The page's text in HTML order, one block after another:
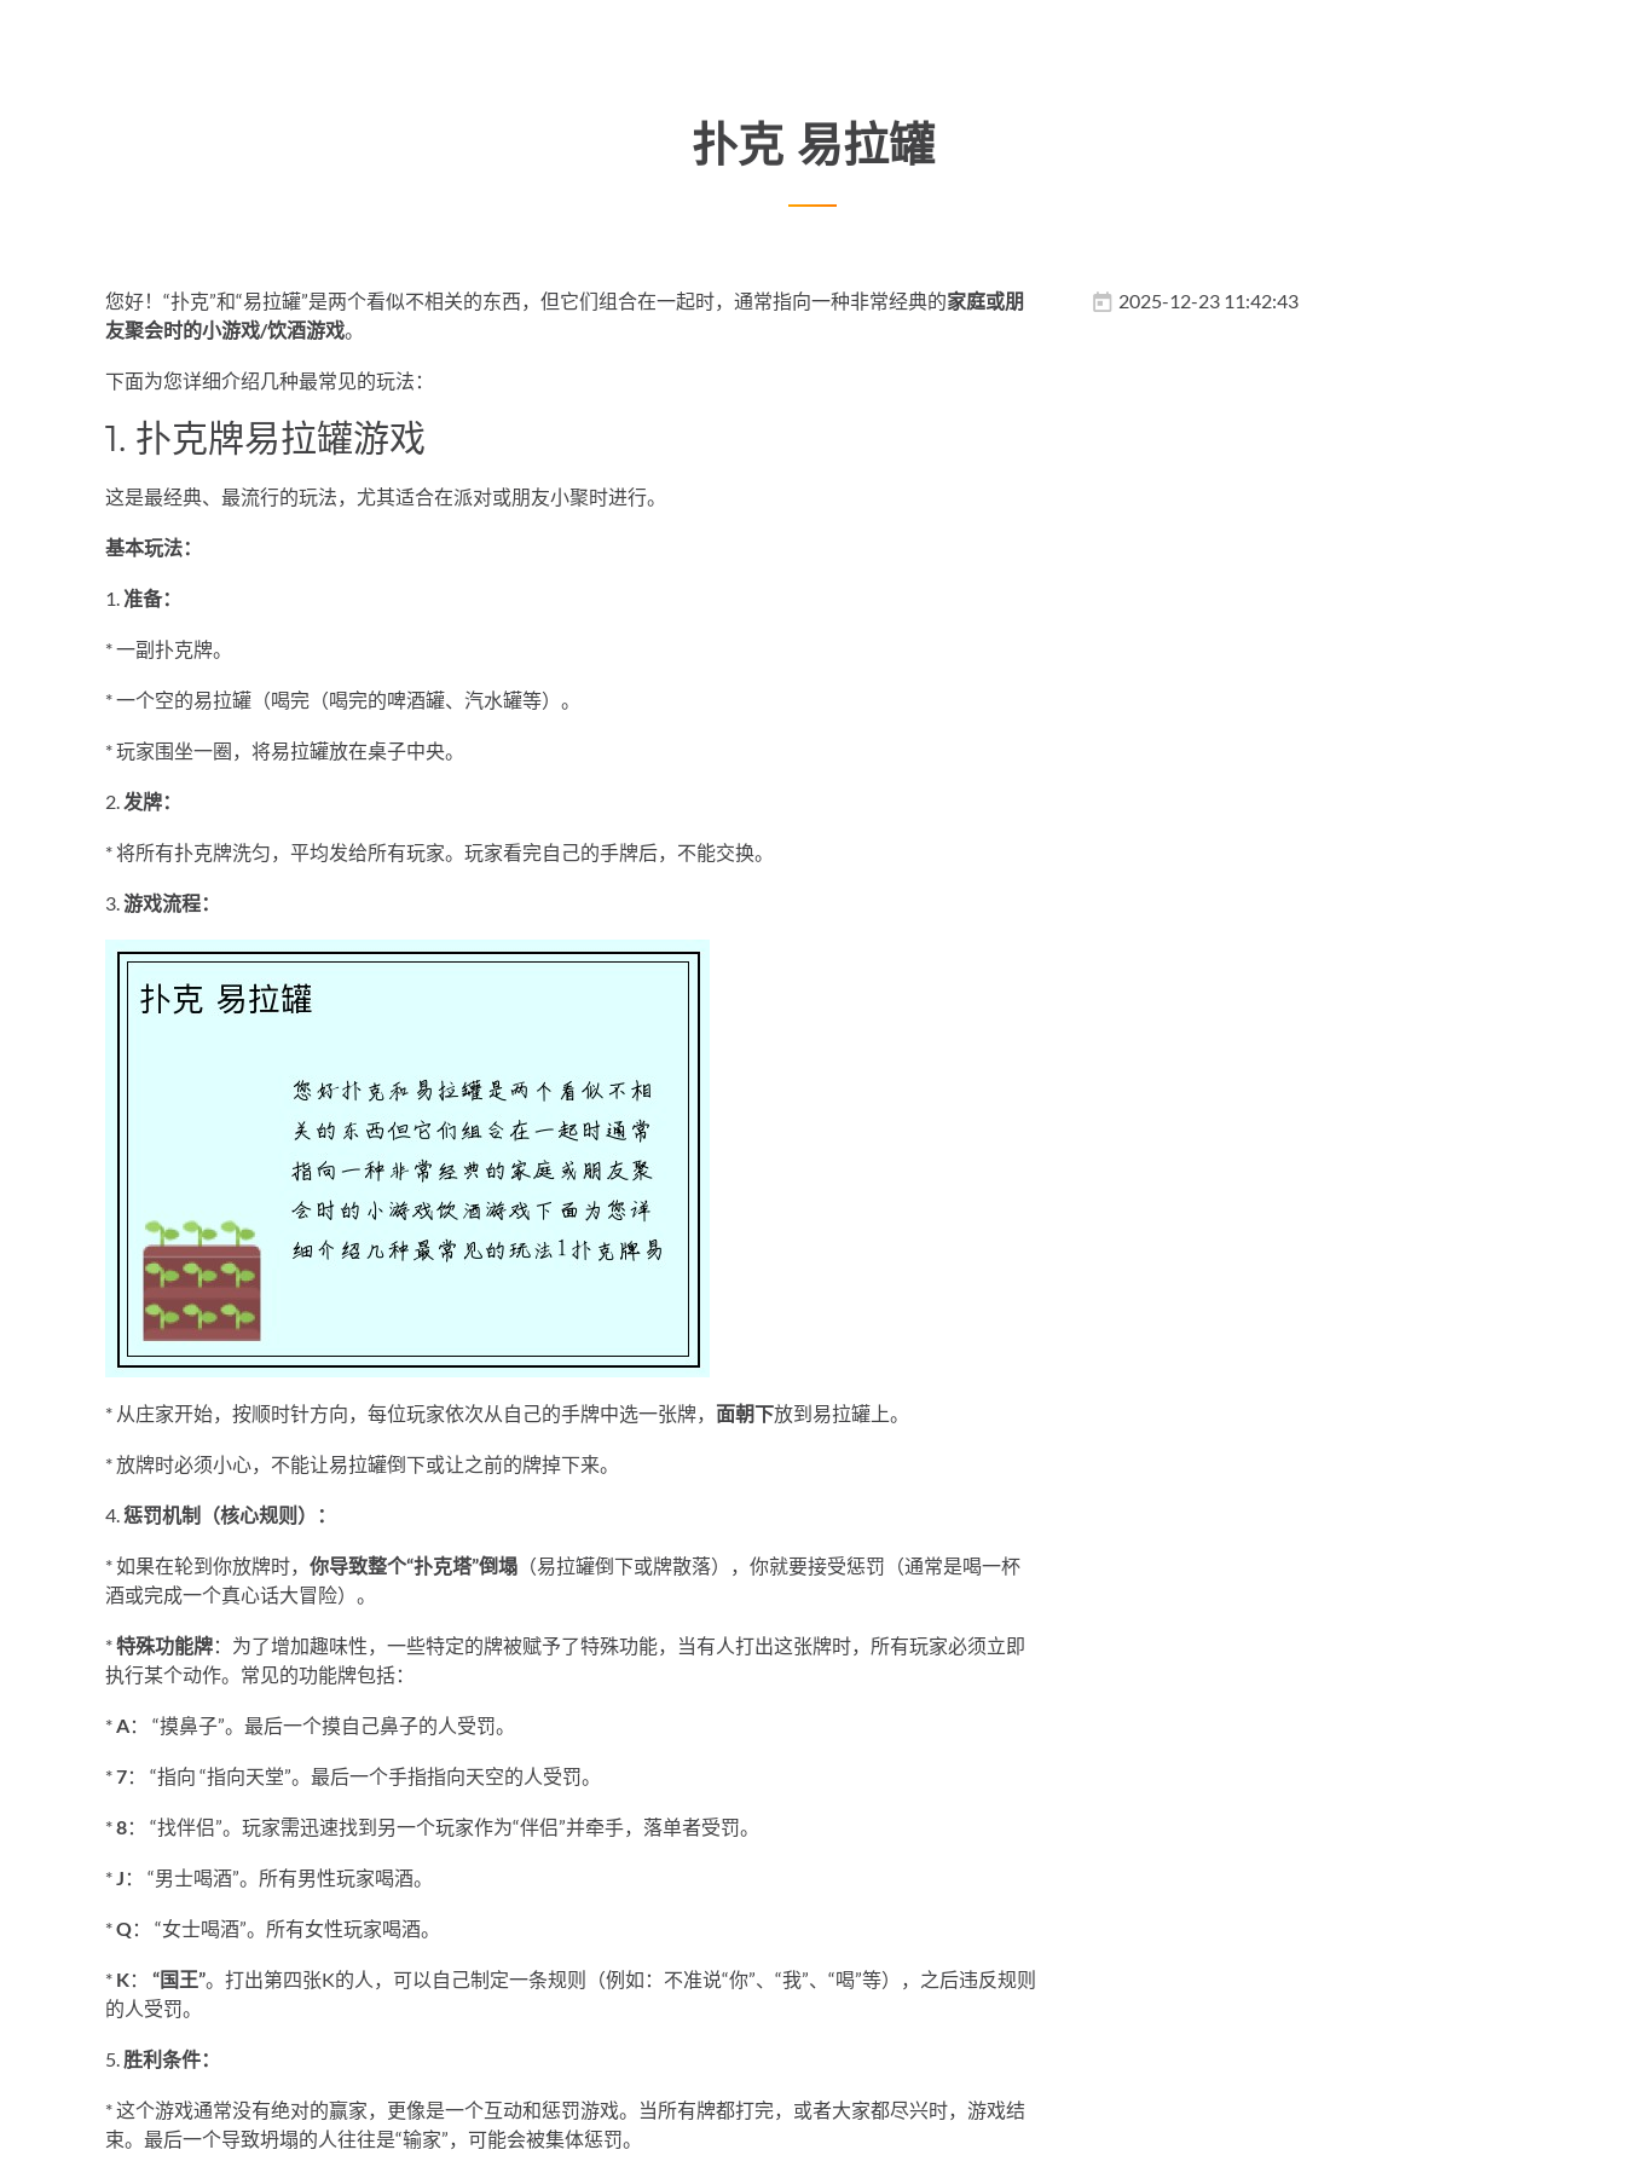
扑克 易拉罐
您好！“扑克”和“易拉罐”是两个看似不相关的东西，但它们组合在一起时，通常指向一种非常经典的家庭或朋
友聚会时的小游戏/饮酒游戏。
下面为您详细介绍几种最常见的玩法：
1. 扑克牌易拉罐游戏
这是最经典、最流行的玩法，尤其适合在派对或朋友小聚时进行。
基本玩法：
1. 准备：
* 一副扑克牌。
* 一个空的易拉罐（喝完（喝完的啤酒罐、汽水罐等）。
* 玩家围坐一圈，将易拉罐放在桌子中央。
2.发牌：
* 将所有扑克牌洗匀，平均发给所有玩家。玩家看完自己的手牌后，不能交换。
3.游戏流程：
* 从庄家开始，按顺时针方向，每位玩家依次从自己的手牌中选一张牌， 面朝下放到易拉罐上。
* 放牌时必须小心，不能让易拉罐倒下或让之前的牌掉下来。
4. 惩罚机制（核心规则）：
* 如果在轮到你放牌时， 你导致整个“扑克塔”倒塌 （易拉罐倒下或牌散落），你就要接受惩罚（通常是喝一杯
酒或完成一个真心话大冒险）。
*特殊功能牌：为了增加趣味性，一些特定的牌被赋予了特殊功能，当有人打出这张牌时，所有玩家必须立即
执行某个动作。常见的功能牌包括：
*A： “摸鼻子”。最后一个摸自己鼻子的人受罚。
*7： “指向 “指向天堂”。最后一个手指指向天空的人受罚。
*8： “找伴侣”。玩家需迅速找到另一个玩家作为“伴侣”并牵手，落单者受罚。
*J ： “男士喝酒”。所有男性玩家喝酒。
*Q： “女士喝酒”。所有女性玩家喝酒。
* K： “国王”。打出第四张K的人，可以自己制定一条规则（例如：不准说“你”、“我”、“喝”等），之后违反规则
的人受罚。
5. 胜利条件：
* 这个游戏通常没有绝对的赢家，更像是一个互动和惩罚游戏。当所有牌都打完，或者大家都尽兴时，游戏结
束。最后一个导致坍塌的人往往是“输家”，可能会被集体惩罚。
2025-12-23 11:42:43